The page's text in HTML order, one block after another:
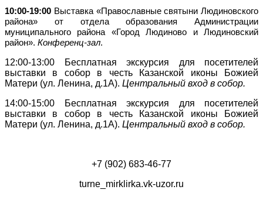
10:00-19:00 Выставка «Православные святыни Людиновского
района» от отдела образования Администрации
муниципального района «Город Людиново и Людиновский
район». Конференц-зал.
12:00-13:00
Бесплатная экскурсия для посетителей
выставки в собор в честь Казанской иконы Божией
Матери (ул. Ленина, д.1А). Центральный вход в собор.
14:00-15:00 Бесплатная экскурсия для посетителей
выставки в собор в честь Казанской иконы Божией
Матери (ул. Ленина, д.1А). Центральный вход в собор.
+7 (902) 683-46-77
turne_mirklirka.vk-uzor.ru